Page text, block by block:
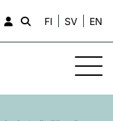
FI SV EN